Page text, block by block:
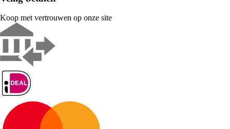
Koop met vertrouwen op onze site